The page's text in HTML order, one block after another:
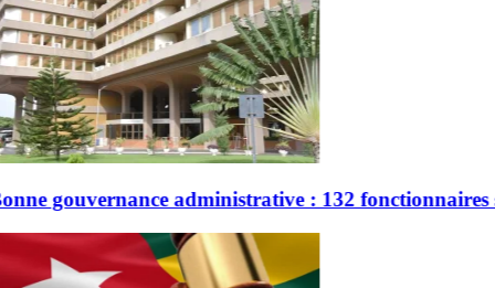
132 fonctionnaires sanctionnés en 2 ans au Togo